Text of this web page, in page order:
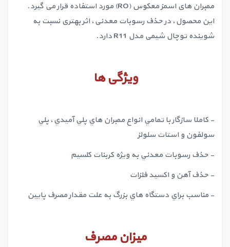
ممبران های اسمز معکوس (RO) مورد استفاده قرار می گیرد.
این محصول، در حذف رسوبات معدنی، اثر بهتری نسبت به
شوینده توچال شیمی مدل R11 دارد.
ویژگی ها
- كاملا سازگار با تمامي انواع ممبران هاي پلي آميدي، پلي
سولفون و استات سلولز
- حذف رسوبات معدني به ويژه كربنات كلسيم
- حذف آهن و اكسيد فلزات
- مناسب براي دستگاه هاي بزرگ به علت مقدار مصرف پايين
میزان مصرف